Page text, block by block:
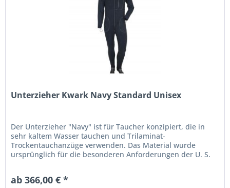
Unterzieher Kwark Navy Standard Unisex
Der Unterzieher "Navy" ist für Taucher konzipiert, die in
sehr kaltem Wasser tauchen und Trilaminat-
Trockentauchanzüge verwenden. Das Material wurde
ursprünglich für die besonderen Anforderungen der U. S.
ab 366,00 € *